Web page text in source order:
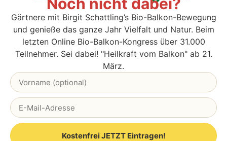
Gärtnere mit Birgit Schattling’s Bio-Balkon-Bewegung
und genieße das ganze Jahr Vielfalt und Natur. Beim
letzten Online Bio-Balkon-Kongress über 31.000
Teilnehmer. Sei dabei! "Heilkraft vom Balkon" ab 21.
März.
Kostenfrei JETZT Eintragen!